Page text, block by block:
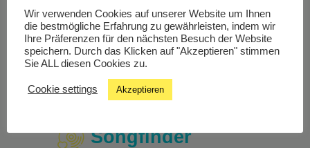
Livestream
Studiochat
Songfinder
Wir verwenden Cookies auf unserer Website um Ihnen
die bestmögliche Erfahrung zu gewährleisten, indem wir
Ihre Präferenzen für den nächsten Besuch der Website
speichern. Durch das Klicken auf "Akzeptieren" stimmen
Sie ALL diesen Cookies zu.
Cookie settings Akzeptieren